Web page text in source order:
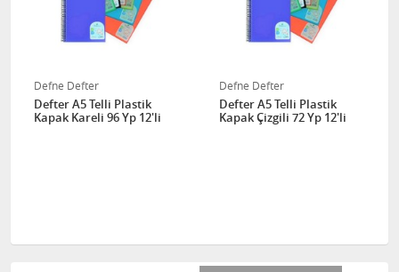
Defne Defter
Defter A5 Telli Plastik
Kapak Kareli 96 Yp 12'li
Defne Defter
Defter A5 Telli Plastik
Kapak Çizgili 72 Yp 12'li